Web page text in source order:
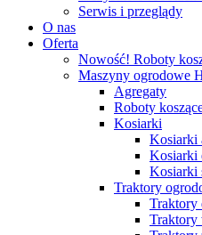
Serwis i przeglądy
O nas
Oferta
Nowość! Roboty
Maszyny ogrodowe
Agregaty
Roboty
Kosiarki
Kosiarki
Kosiarki
Kosiarki
Traktory
Traktory
Traktory